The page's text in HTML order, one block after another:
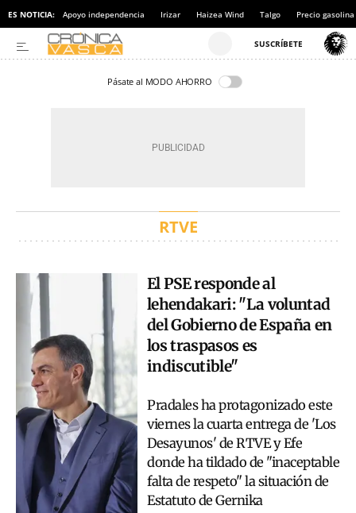
ES NOTICIA: Apoyo independencia Irizar Haizea Wind Talgo Precio gasolina
Pásate al MODO AHORRO
RTVE
El PSE responde al
lehendakari: "La voluntad
del Gobierno de España en
los traspasos es
indiscutible"
Pradales ha protagonizado este
viernes la cuarta entrega de 'Los
Desayunos' de RTVE y Efe
donde ha tildado de "inaceptable
falta de respeto" la situación de
Estatuto de Gernika